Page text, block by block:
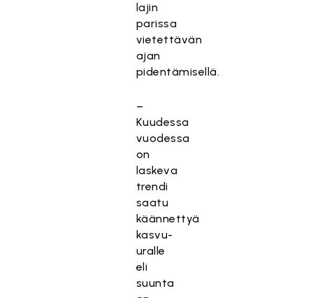
lajin
parissa
vietettävän
ajan
pidentämisellä.
–
Kuudessa
vuodessa
on
laskeva
trendi
saatu
käännettyä
kasvu-
uralle
eli
suunta